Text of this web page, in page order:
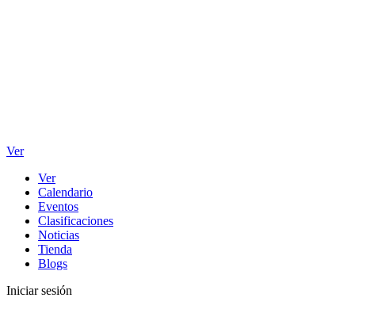
Ver
Ver
Calendario
Eventos
Clasificaciones
Noticias
Tienda
Blogs
Iniciar sesión